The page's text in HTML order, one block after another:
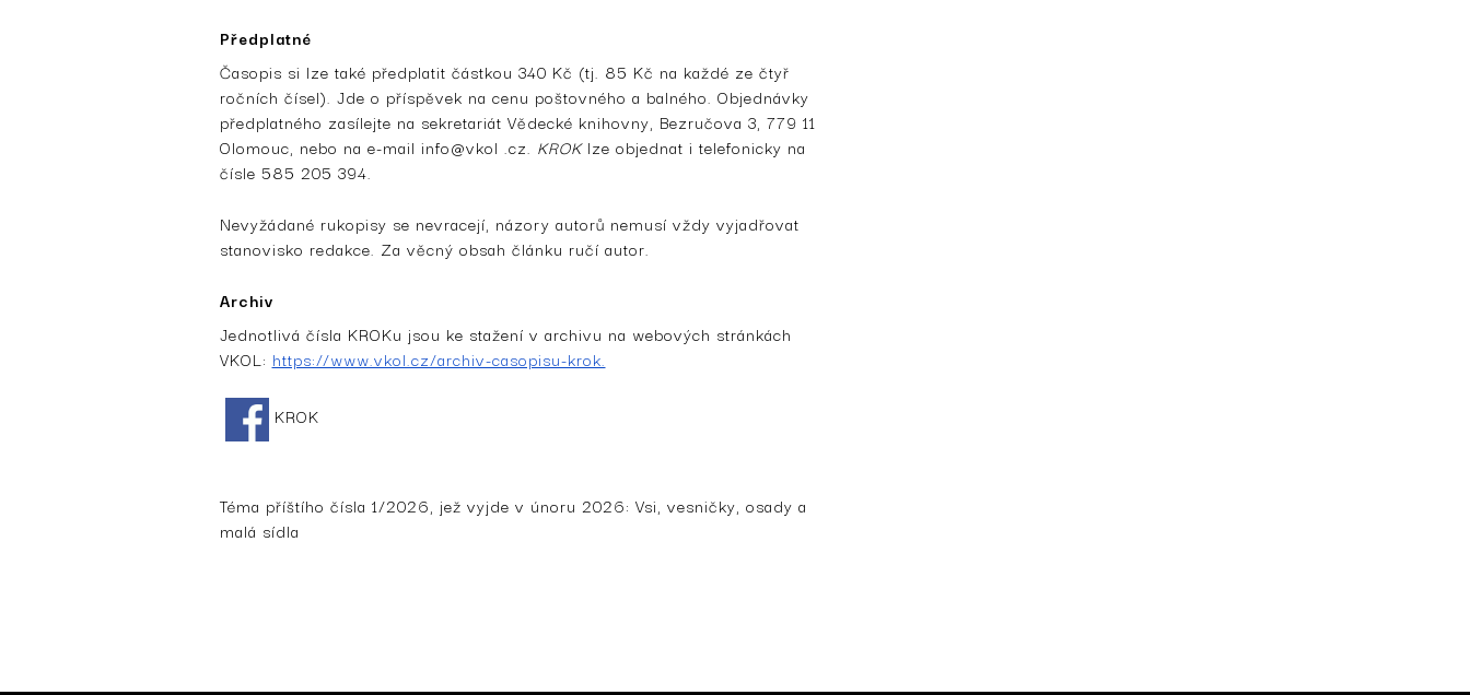
Předplatné
Časopis si lze také předplatit částkou 340 Kč (tj. 85 Kč na každé ze čtyř
ročních čísel). Jde o příspěvek na cenu poštovného a balného. Objednávky
předplatného zasílejte na sekretariát Vědecké knihovny, Bezručova 3, 779 11
Olomouc, nebo na e-mail info@vkol .cz. KROKlze objednat i telefonicky na
čísle 585 205 394.
Nevyžádané rukopisy se nevracejí, názory autorů nemusí vždy vyjadřovat
stanovisko redakce. Za věcný obsah článku ručí autor.
Archiv
Jednotlivá čísla KROKu jsou ke stažení v archivu na webových stránkách
VKOL: https://www.vkol.cz/archiv-casopisu-krok.
KROK
Téma příštího čísla 1/2026, jež vyjde v únoru 2026: Vsi, vesničky, osady a
malá sídla